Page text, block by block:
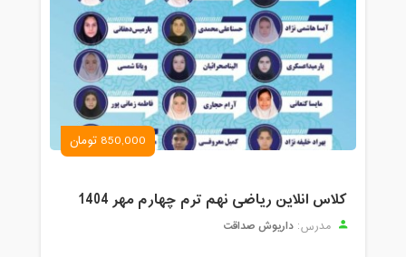
850,000 تومان
کلاس انلاین ریاضی نهم ترم چهارم مهر 1404
مدرس: داریوش صداقت